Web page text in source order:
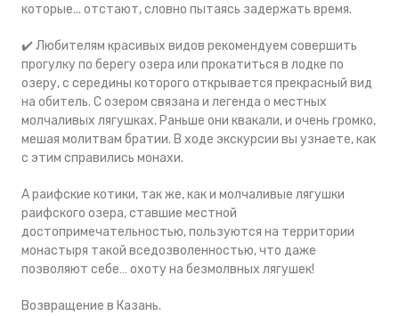
которые... отстают, словно пытаясь задержать время.
✔️ Любителям красивых видов рекомендуем совершить
прогулку по берегу озера или прокатиться в лодке по
озеру, с середины которого открывается прекрасный вид
на обитель. С озером связана и легенда о местных
молчаливых лягушках. Раньше они квакали, и очень громко,
мешая молитвам братии. В ходе экскурсии вы узнаете, как
с этим справились монахи.
А раифские котики, так же, как и молчаливые лягушки
раифского озера, ставшие местной
достопримечательностью, пользуются на территории
монастыря такой вседозволенностью, что даже
позволяют себе… охоту на безмолвных лягушек!
Возвращение в Казань.